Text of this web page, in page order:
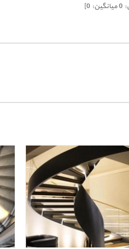
0میانگین: 0
]